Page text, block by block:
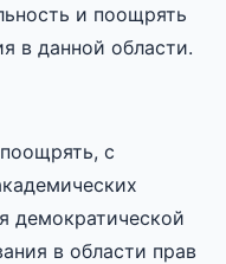
и поощрять
в данной области.
с
демократической
в области прав